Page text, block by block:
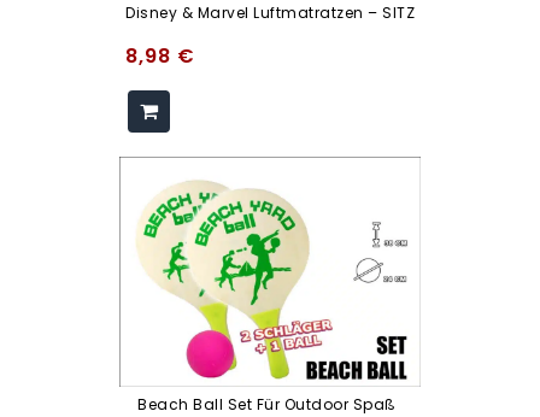
Disney & Marvel Luftmatratzen – SITZ
8,98 €
Beach Ball Set Für Outdoor Spaß